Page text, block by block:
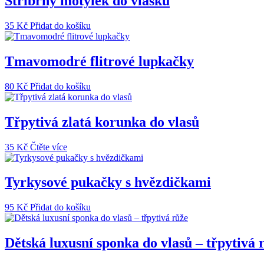
35 Kč Přidat do košíku
Tmavomodré flitrové lupkačky
80 Kč Přidat do košíku
Třpytivá zlatá korunka do vlasů
35 Kč Čtěte více
Tyrkysové pukačky s hvězdičkami
95 Kč Přidat do košíku
Dětská luxusní sponka do vlasů – třpytivá